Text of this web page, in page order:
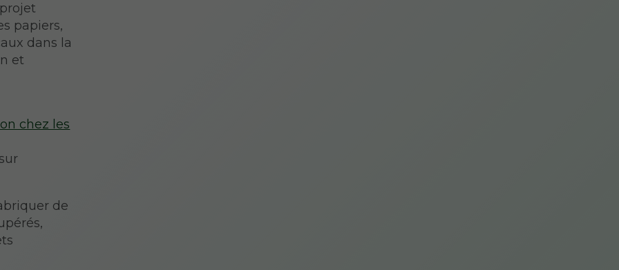
papiers,
dans la
et
chez les
de